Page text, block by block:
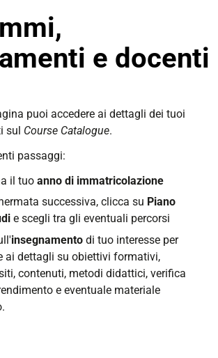
e docenti
puoi accedere ai dettagli dei tuoi
sul Course Catalogue.
passaggi:
il tuo anno di immatricolazione
successiva, clicca su Piano
e scegli tra gli eventuali percorsi
insegnamento di tuo interesse per
ai dettagli su obiettivi formativi,
contenuti, metodi didattici, verifica
e eventuale materiale